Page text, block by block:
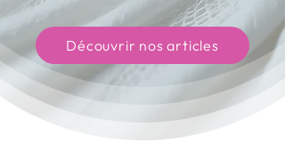
Découvrir nos articles